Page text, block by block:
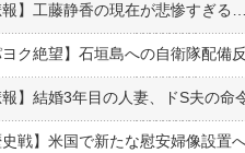
報】工藤静香の現在が悲惨すぎる
報】結婚3年目の人妻、ドS夫の命